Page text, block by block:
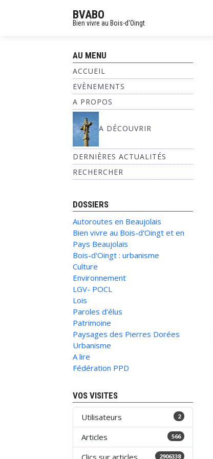
BVABO
Bien vivre au Bois-d'Oingt
AU MENU
ACCUEIL
EVÈNEMENTS
A PROPOS
A DÉCOUVRIR
DERNIÈRES ACTUALITÉS
RECHERCHER
DOSSIERS
Autoroutes en Beaujolais
Bien vivre au Bois-d'Oingt et en
Pays Beaujolais
Bois-d'Oingt : urbanisme
Culture
Environnement
LGV- POCL
Lois
Paroles d'élus
Patrimoine
Paysages des Pierres Dorées
Urbanisme
A lire
Fédération PPD
VOS VISITES
Utilisateurs 2
Articles 566
Clics sur articles 2906338